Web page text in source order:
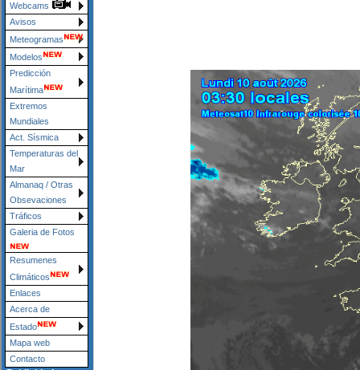
Webcams
Avisos
Meteogramas
Modelos
Predicción
Marítima
Extremos
Mundiales
Act. Sísmica
Temperaturas del
Mar
Almanaq / Otras
Obsevaciones
Tráficos
Galeria de Fotos
Resumenes
Climáticos
Enlaces
Acerca de
Estado
Mapa web
Contacto